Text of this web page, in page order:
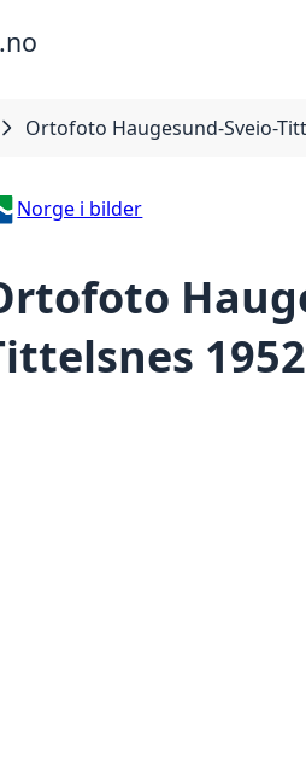
Ortofoto Haugesund-Sveio-
Norge i bilder
1952